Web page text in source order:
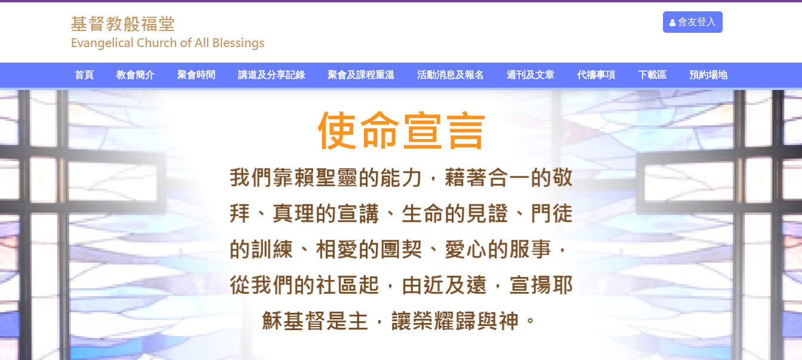
會友登入
首頁 教會簡介 聚會時間 講道及分享記錄 聚會及課程重溫 活動消息及報名 週刊及文章 代禱事項 下載區 預約場地